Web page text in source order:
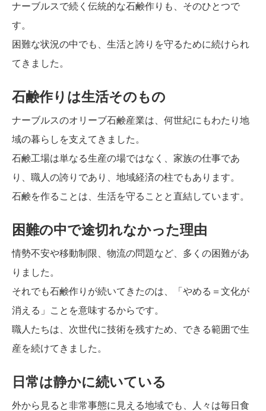
ナーブルスで続く伝統的な石鹸作りも、そのひとつで
す。
困難な状況の中でも、生活と誇りを守るために続けられ
てきました。
石鹸作りは生活そのもの
ナーブルスのオリーブ石鹸産業は、何世紀にもわたり地
域の暮らしを支えてきました。
石鹸工場は単なる生産の場ではなく、家族の仕事であ
り、職人の誇りであり、地域経済の柱でもあります。
石鹸を作ることは、生活を守ることと直結しています。
困難の中で途切れなかった理由
情勢不安や移動制限、物流の問題など、多くの困難があ
りました。
それでも石鹸作りが続いてきたのは、「やめる＝文化が
消える」ことを意味するからです。
職人たちは、次世代に技術を残すため、できる範囲で生
産を続けてきました。
日常は静かに続いている
外から見ると非常事態に見える地域でも、人々は毎日食